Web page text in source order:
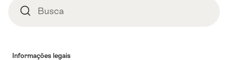
BuscaBusca
Informações legais